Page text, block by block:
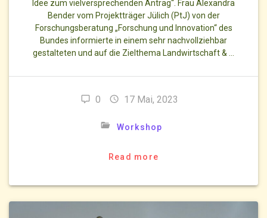
Idee zum vielversprechenden Antrag“. Frau Alexandra
Bender vom Projektträger Jülich (PtJ) von der
Forschungsberatung „Forschung und Innovation“ des
Bundes informierte in einem sehr nachvollziehbar
gestalteten und auf die Zielthema Landwirtschaft & …
0 17 Mai, 2023
Workshop
Read more